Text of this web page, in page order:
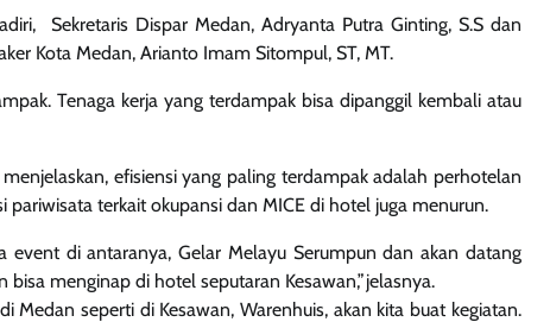
Sekretaris Dispar Medan, Adryanta Putra Ginting, S.S dan
Kota Medan, Arianto Imam Sitompul, ST, MT.
Tenaga kerja yang terdampak bisa dipanggil kembali atau
efisiensi yang paling terdampak adalah perhotelan
terkait okupansi dan MICE di hotel juga menurun.
di antaranya, Gelar Melayu Serumpun dan akan datang
menginap di hotel seputaran Kesawan,”jelasnya.
seperti di Kesawan, Warenhuis, akan kita buat kegiatan.